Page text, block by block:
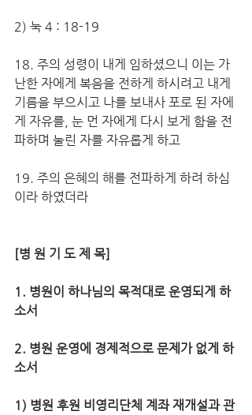
2) 눅 4 : 18-19
18. 주의 성령이 내게 임하셨으니 이는 가
난한 자에게 복음을 전하게 하시려고 내게
기름을 부으시고 나를 보내사 포로 된 자에
게 자유를, 눈 먼 자에게 다시 보게 함을 전
파하며 눌린 자를 자유롭게 하고
19. 주의 은혜의 해를 전파하게 하려 하심
이라 하였더라
[병 원 기 도 제 목]
1. 병원이 하나님의 목적대로 운영되게 하
소서
2. 병원 운영에 경제적으로 문제가 없게 하
소서
1) 병원 후원 비영리단체 계좌 재개설과 관